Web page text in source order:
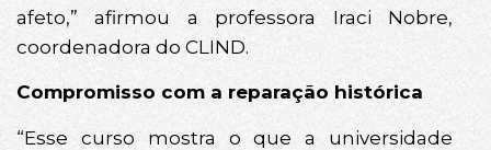
afeto,” afirmou a professora Iraci Nobre,
coordenadora do CLIND.
Compromisso com a reparação histórica
“Esse curso mostra o que a universidade